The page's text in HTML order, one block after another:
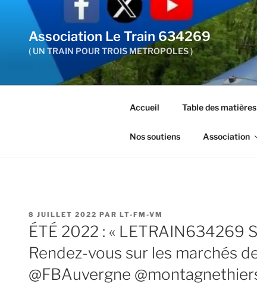
contenu
principal
Association Le Train 634269
( UN TRAIN POUR TROIS METROPOLES )
Accueil Table des matières
Nos soutiens Association
PUBLIÉ
LE
8 JUILLET 2022 PAR LT-FM-VM
ÉTÉ 2022 : « LETRAIN634269
Rendez-vous sur les marchés
@FBAuvergne